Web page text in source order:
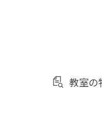
教室の